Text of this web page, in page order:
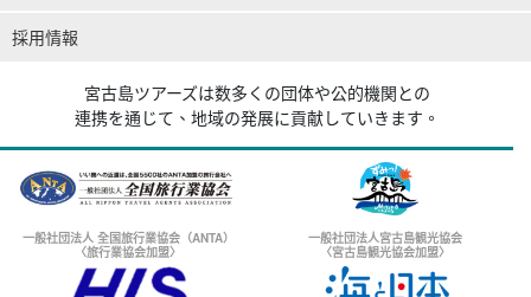
採用情報
宮古島ツアーズは数多くの団体や公的機関との
連携を通じて、地域の発展に貢献していきます。
一般社団法人 全国旅行業協会（ANTA）
〈旅行業協会加盟〉
一般社団法人宮古島観光協会
〈宮古島観光協会加盟〉